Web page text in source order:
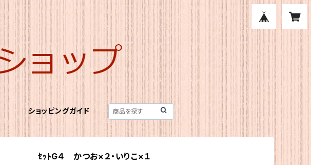
ショッピングガイド
ｾｯﾄG４ かつお×２・いりこ×１